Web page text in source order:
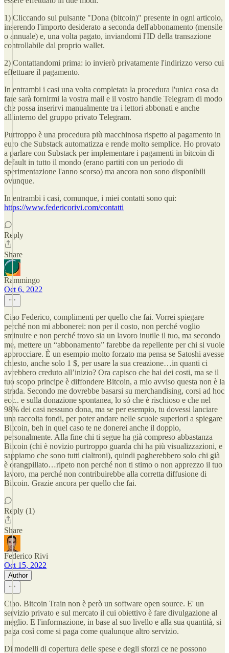
1) Cliccando sul pulsante "Dona (bitcoin)" presente in ogni articolo,
inserendo l'importo desiderato a seconda dell'abbonamento (mensile
o annuale) e, una volta pagato, inviandomi l'ID della transazione
controllabile dal proprio wallet.
2) Contattandomi prima: io invierò privatamente l'indirizzo verso cui
effettuare il pagamento.
In entrambi i casi una volta completata la procedura l'unica cosa da
fare sarà fornirmi la vostra mail e il vostro handle Telegram di modo
che possa inserirvi manualmente tra i lettori abbonati e anche
all'interno del gruppo privato Telegram.
Purtroppo è una procedura più macchinosa rispetto al pagamento in
euro che Substack automatizza e rende molto semplice. Ho provato
a parlare con Substack per implementare i pagamenti in bitcoin di
default in tutto il mondo (erano partiti con un periodo di
sperimentazione l'anno scorso) ma ancora non sono disponibili
ovunque.
In entrambi i casi, comunque, i miei contatti sono qui:
https://www.federicorivi.com/contatti
Reply
Share
Rammingo
Oct 6, 2022
Ciao Federico, complimenti per quello che fai. Vorrei spiegare
perché non mi abbonerei: non per il costo, non perché voglio
sminuire e non perché trovo sia un lavoro inutile il tuo, ma secondo
me, mettere un “abbonamento” farebbe da repellente per chi si vuole
approcciare. È un esempio molto forzato ma pensa se Satoshi avesse
chiesto, anche solo 1 $, per usare la sua creazione…in quanti ci
avrebbero creduto all’inizio? Ora capisco che hai dei costi, ma se il
tuo scopo principe è diffondere Bitcoin, a mio avviso questa non è la
strada. Secondo me dovrebbe basarsi su merchandising, corsi ad hoc
ecc.. e sulla donazione spontanea, lo só che è rischioso e che nel
98% dei casi nessuno dona, ma se per esempio, tu dovessi lanciare
una raccolta fondi, per poter andare nelle scuole superiori a spiegare
Bitcoin, beh in quel caso te ne donerei anche il doppio,
personalmente. Alla fine chi ti segue ha già compreso abbastanza
Bitcoin (chi è novizio purtroppo guarda chi ha più visualizzazioni, e
sappiamo che sono tutti cialtroni), quindi pagherebbero solo chi già
è orangpillato…ripeto non perché non ti stimo o non apprezzo il tuo
lavoro, ma perché non contribuirebbe alla corretta diffusione di
Bitcoin. Grazie ancora per quello che fai.
Reply (1)
Share
Federico Rivi
Oct 15, 2022
Author
Ciao. Bitcoin Train non è però un software open source. E' un
servizio privato e sul mercato il cui obiettivo è fare divulgazione al
meglio. E l'informazione, in base al suo livello e alla sua quantità, si
paga così come si paga come qualunque altro servizio.
Di modelli di copertura delle spese e degli sforzi ce ne possono